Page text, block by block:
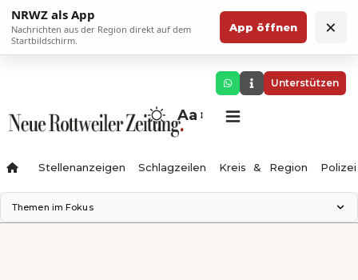
NRWZ als App
Nachrichten aus der Region direkt auf dem
Startbildschirm.
App öffnen ×
Unterstützen
Aa
Stellenanzeigen Schlagzeilen Kreis & Region Polizei
Themen im Fokus